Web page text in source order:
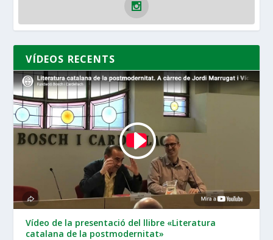
VÍDEOS RECENTS
Vídeo de la presentació del llibre «Literatura
catalana de la postmodernitat»